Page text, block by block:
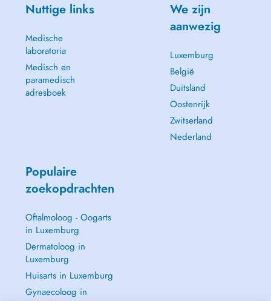
Nuttige links
Medische
laboratoria
Medisch en
paramedisch
adresboek
We zijn
aanwezig
Luxemburg
België
Duitsland
Oostenrijk
Zwitserland
Nederland
Populaire
zoekopdrachten
Oftalmoloog - Oogarts
in Luxemburg
Dermatoloog in
Luxemburg
Huisarts in Luxemburg
Gynaecoloog in